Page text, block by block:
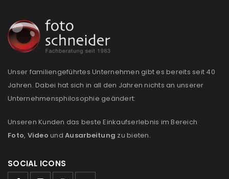
Unser familiengeführtes Unternehmen gibt es bereits seit 40
Jahren. Dabei hat sich in all den Jahren nichts an unserer
Unternehmensphilosophie geändert:
Unseren Kunden das beste Einkaufserlebnis im Bereich
Foto, Video und Ausarbeitung zu bieten.
SOCIAL ICONS